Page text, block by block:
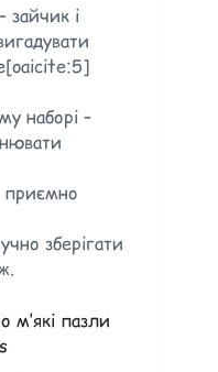
зайчик і
наборі –
приємно
зберігати
м’які пазли